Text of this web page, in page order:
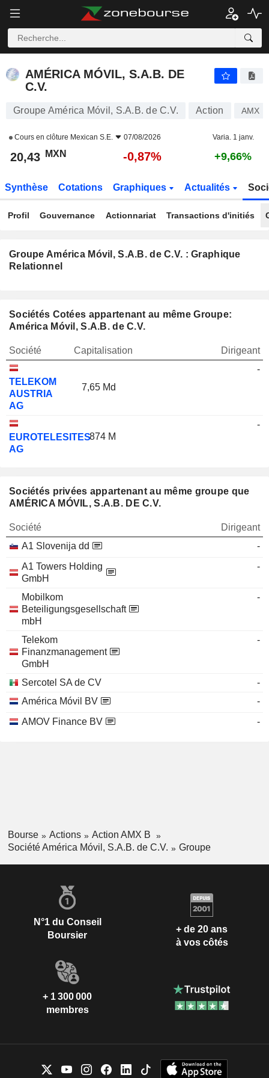
AMÉRICA MÓVIL, S.A.B. DE
C.V.
Groupe América Móvil, S.A.B. de C.V. Action AMX B
Cours en clôture Mexican S.E. 07/08/2026 Varia. 1 janv.
20,43 MXN -0,87% +9,66%
Synthèse Cotations Graphiques Actualités
Profil Gouvernance Actionnariat Transactions d'initiés
Groupe América Móvil, S.A.B. de C.V. : Graphique
Relationnel
Sociétés Cotées appartenant au même Groupe:
América Móvil, S.A.B. de C.V.
Société Capitalisation Dirigeant
TELEKOM
AUSTRIA
AG
7,65 Md
-
EUROTELESITES
AG
874 M
-
Sociétés privées appartenant au même groupe que
AMÉRICA MÓVIL, S.A.B. DE C.V.
Société
Dirigeant
A1 Slovenija dd
-
A1 Towers Holding
GmbH
-
Mobilkom
Beteiligungsgesellschaft
mbH
-
Telekom
Finanzmanagement
GmbH
-
Sercotel SA de CV
-
América Móvil BV
-
AMOV Finance BV
-
Bourse Actions
Action AMX B
Société América Móvil, S.A.B. de C.V.
Groupe
N°1 du Conseil
Boursier
+ de 20 ans
à vos côtés
+ 1 300 000
membres